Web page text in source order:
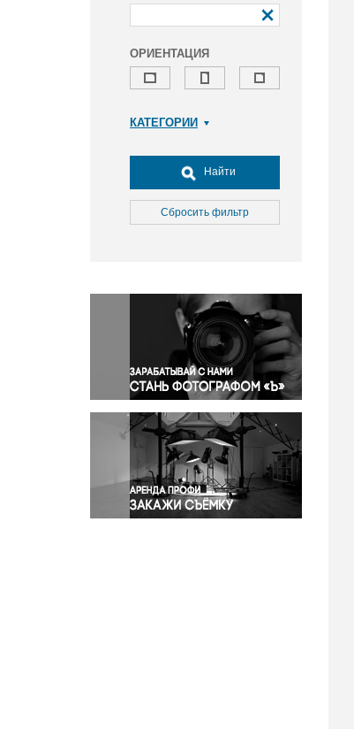
ОРИЕНТАЦИЯ
КАТЕГОРИИ
Досуг, туризм и отдых
Культура
Медицина
Окружающая среда
Политика
Правосудие
Происшествия и конфликты
Религия
Светская жизнь
Спорт
Экология
Экономика и бизнес
Найти
Сбросить фильтр